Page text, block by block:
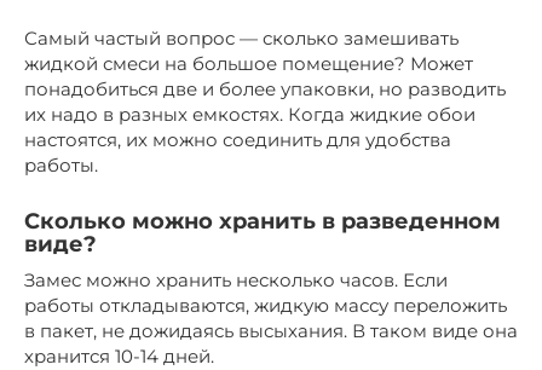
Самый частый вопрос — сколько замешивать
жидкой смеси на большое помещение? Может
понадобиться две и более упаковки, но разводить
их надо в разных емкостях. Когда жидкие обои
настоятся, их можно соединить для удобства
работы.
Сколько можно хранить в разведенном
виде?
Замес можно хранить несколько часов. Если
работы откладываются, жидкую массу переложить
в пакет, не дожидаясь высыхания. В таком виде она
хранится 10-14 дней.